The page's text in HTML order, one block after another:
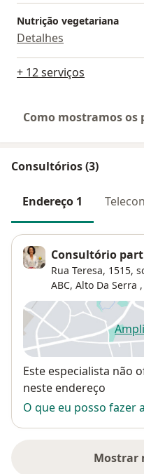
Nutrição vegetariana
Detalhes
+ 12 serviços
Como mostramos os
Consultórios (3)
Endereço 1
Consultório
Rua Teresa, 1515,
ABC, Alto Da Serra ,
Disponibilidade
Este especialista não
neste endereço
O que eu posso fazer
Mostrar